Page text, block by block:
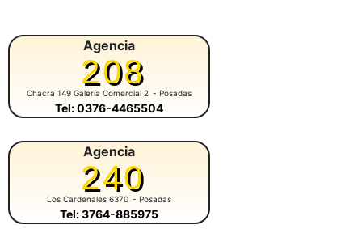
Agencia
208
Chacra 149 Galería Comercial 2 - Posadas
Tel: 0376-4465504
Agencia
240
Los Cardenales 6370 - Posadas
Tel: 3764-885975